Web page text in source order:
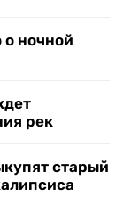
о ночной
рек
старый